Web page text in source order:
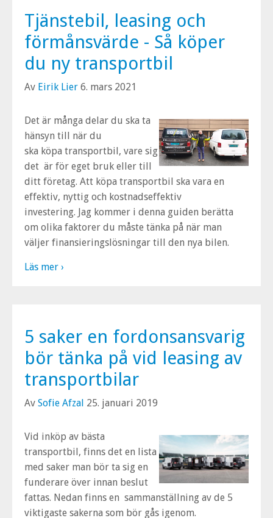
Tjänstebil, leasing och
förmånsvärde - Så köper
du ny transportbil
Av Eirik Lier 6. mars 2021
Det är många delar du ska ta
hänsyn till när du
ska köpa transportbil, vare sig
det är för eget bruk eller till
ditt företag. Att köpa transportbil ska vara en
effektiv, nyttig och kostnadseffektiv
investering. Jag kommer i denna guiden berätta
om olika faktorer du måste tänka på när man
väljer finansieringslösningar till den nya bilen.
Läs mer ›
5 saker en fordonsansvarig
bör tänka på vid leasing av
transportbilar
Av Sofie Afzal 25. januari 2019
Vid inköp av bästa
transportbil, finns det en lista
med saker man bör ta sig en
funderare över innan beslut
fattas. Nedan finns en sammanställning av de 5
viktigaste sakerna som bör gås igenom.